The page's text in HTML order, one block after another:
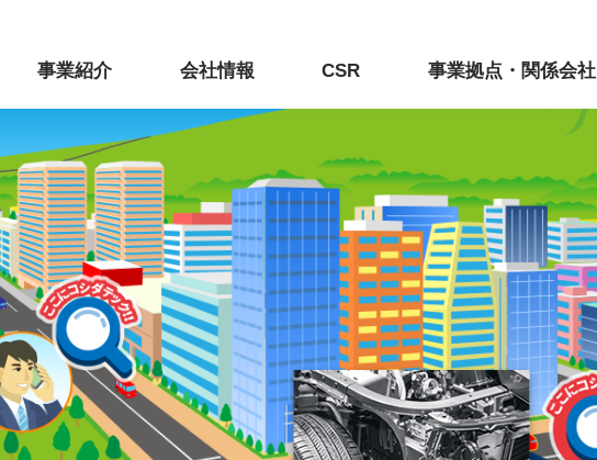
事業紹介 会社情報 CSR 事業拠点・関係会社